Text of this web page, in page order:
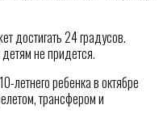
достигать 24 градусов.
не придется.
летнего ребенка в октябре
трансфером и